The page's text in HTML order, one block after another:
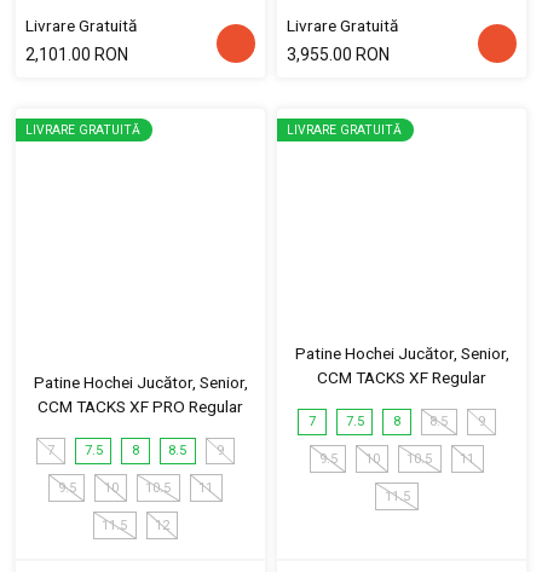
Livrare Gratuită
2,101.00 RON
Livrare Gratuită
3,955.00 RON
LIVRARE GRATUITĂ
Patine Hochei Jucător, Senior,
CCM TACKS XF PRO Regular
7 7.5 8 8.5 9
9.5 10 10.5 11
11.5 12
LIVRARE GRATUITĂ
Patine Hochei Jucător, Senior,
CCM TACKS XF Regular
7 7.5 8 8.5 9
9.5 10 10.5 11
11.5